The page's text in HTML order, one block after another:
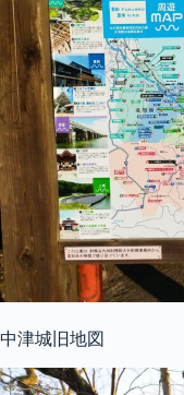
中津城旧地図